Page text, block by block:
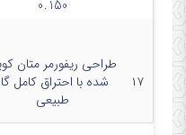
0.150
۱۷
طراحی ریفورمر متان
شده با احتراق کامل
طبیعی